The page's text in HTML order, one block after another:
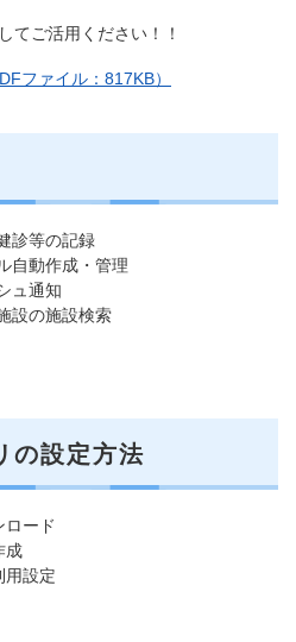
てご活用ください！！
ファイル：817KB）
診等の記録
自動作成・管理
ュ通知
設の施設検索
の設定方法
ロード
成
用設定